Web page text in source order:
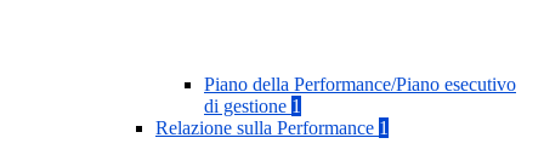
Piano della Performance/Piano esecutivo
di gestione 1
Relazione sulla Performance 1